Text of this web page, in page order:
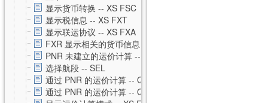
显示货币转换 -- XS FSC
显示税信息 -- XS FXT
显示联运协议 -- XS FXA
FXR 显示相关的货币信息 -- XS FXR
PNR 未建立的运价计算 -- XS FSP
选择航段 -- SEL
通过 PNR 的运价计算 -- QTE
通过 PNR 的运价计算 -- QTE 私有运价